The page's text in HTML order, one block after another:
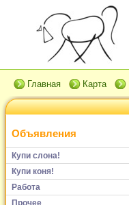
Главная Карта
Объявления
Купи слона!
Купи коня!
Работа
Прочее